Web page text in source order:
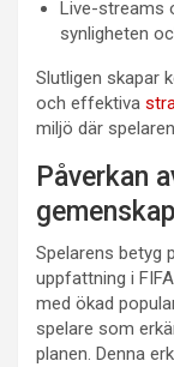
Live-streams
synligheten
Slutligen skapar
och effektiva
miljö där
Påverkan
Spelarens betyg
uppfattning i
med ökad
spelare som
planen. Denna